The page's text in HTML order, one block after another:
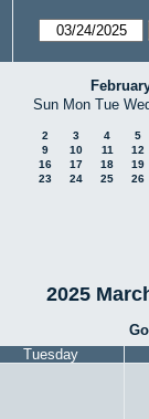
Sun Mon Tue
2 3 4
5
9
10 11
12
16
17 18
19
23
24 25 26
2025
Tuesday